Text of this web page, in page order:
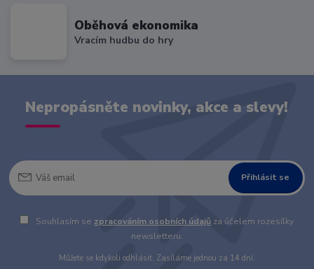
Oběhová ekonomika
Vracím hudbu do hry
Nepropásněte novinky, akce a slevy!
Přihlásit se
Souhlasím se zpracováním osobních údajů za účelem rozesílky
newsletteru.
Můžete se kdykoli odhlásit. Zasíláme jednou za 14 dní.